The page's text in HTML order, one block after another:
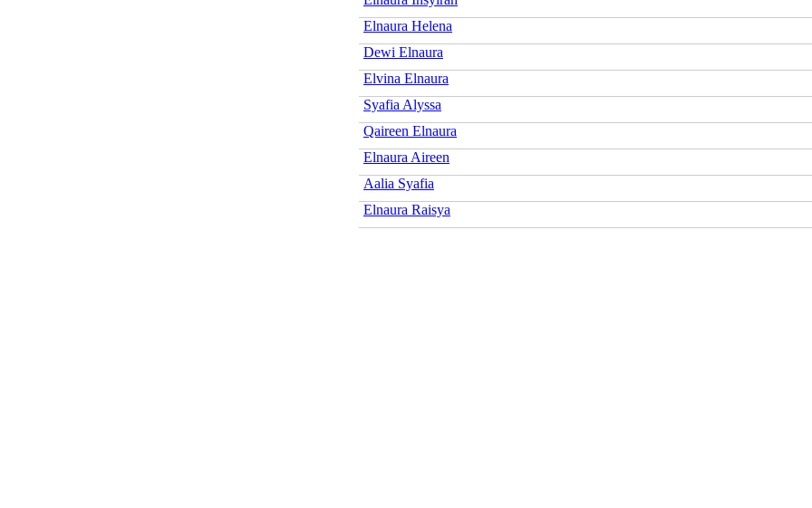
Elnaura Helena
Dewi Elnaura
Elvina Elnaura
Syafia Alyssa
Qaireen Elnaura
Elnaura Aireen
Aalia Syafia
Elnaura Raisya